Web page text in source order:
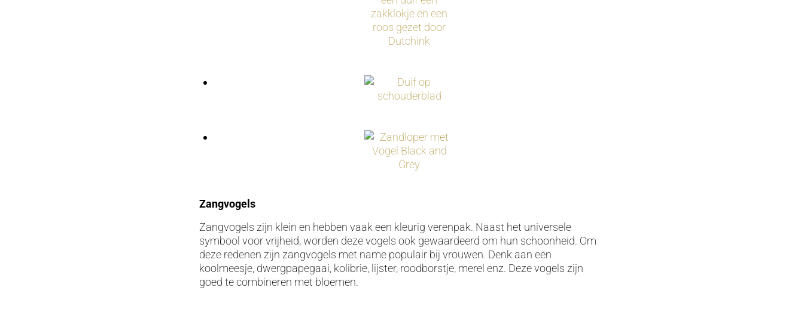
Zangvogels
Zangvogels zijn klein en hebben vaak een kleurig verenpak. Naast het universele
symbool voor vrijheid, worden deze vogels ook gewaardeerd om hun schoonheid. Om
deze redenen zijn zangvogels met name populair bij vrouwen. Denk aan een
koolmeesje, dwergpapegaai, kolibrie, lijster, roodborstje, merel enz. Deze vogels zijn
goed te combineren met bloemen.